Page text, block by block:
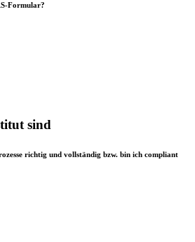
Formular?
sind
richtig und vollständig bzw. bin ich compliant